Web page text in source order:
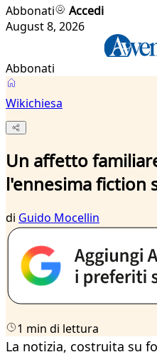
Abbonati
Accedi
August 8, 2026
Abbonati
Wikichiesa
Un affetto
l'ennesima fiction
di Guido Mocellin
1 min di lettura
La notizia, costruita su